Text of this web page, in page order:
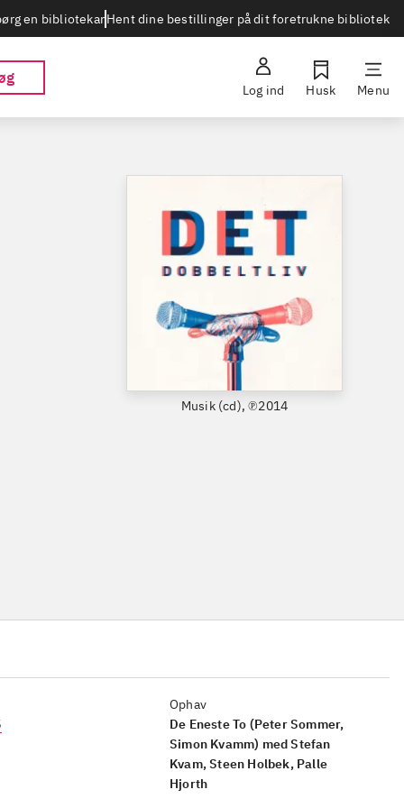
en bibliotekarHent dine bestillinger på dit foretrukne bibliotek
Log ind Husk Menu
Musik (cd), ℗2014
Ophav
De Eneste To (Peter Sommer,
Simon Kvamm) med Stefan
Kvam, Steen Holbek, Palle
Hjorth